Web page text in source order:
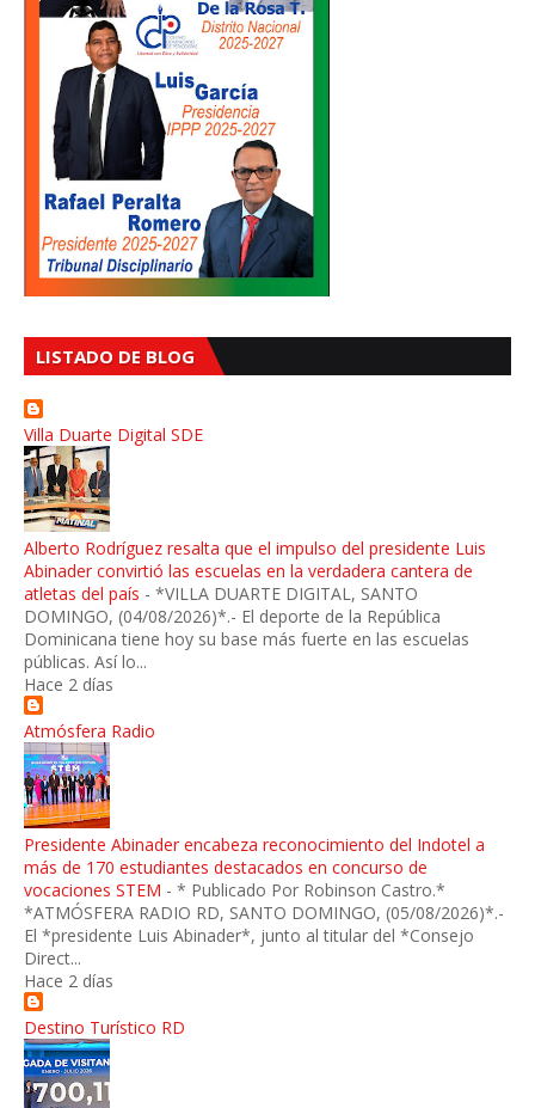
LISTADO DE BLOG
Villa Duarte Digital SDE
Alberto Rodríguez resalta que el impulso del presidente Luis
Abinader convirtió las escuelas en la verdadera cantera de
atletas del país - *VILLA DUARTE DIGITAL, SANTO
DOMINGO, (04/08/2026)*.- El deporte de la República
Dominicana tiene hoy su base más fuerte en las escuelas
públicas. Así lo...
Hace 2 días
Atmósfera Radio
Presidente Abinader encabeza reconocimiento del Indotel a
más de 170 estudiantes destacados en concurso de
vocaciones STEM - * Publicado Por Robinson Castro.*
*ATMÓSFERA RADIO RD, SANTO DOMINGO, (05/08/2026)*.-
El *presidente Luis Abinader*, junto al titular del *Consejo
Direct...
Hace 2 días
Destino Turístico RD